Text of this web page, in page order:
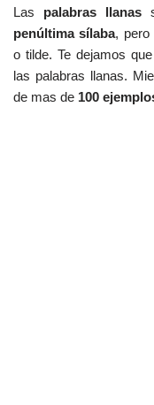
Las palabras llanas
penúltima sílaba, pero
o tilde. Te dejamos
las palabras llanas.
de mas de 100